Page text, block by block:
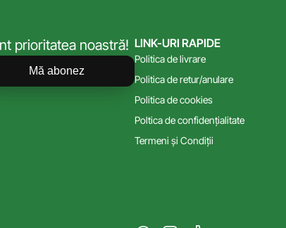
prioritatea noastră!
Mă abonez
LINK-URI RAPIDE
Politica de livrare
Politica de retur/anulare
Politica de cookies
Poltica de confidențialitate
Termeni și Condiții